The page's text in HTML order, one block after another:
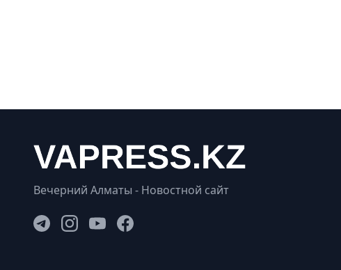
Вечерний Алматы - Новостной сайт